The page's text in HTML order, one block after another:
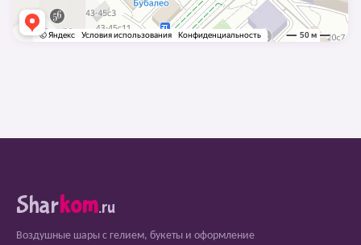
Sharkom.ru
Воздушные шары с гелием, букеты и оформление